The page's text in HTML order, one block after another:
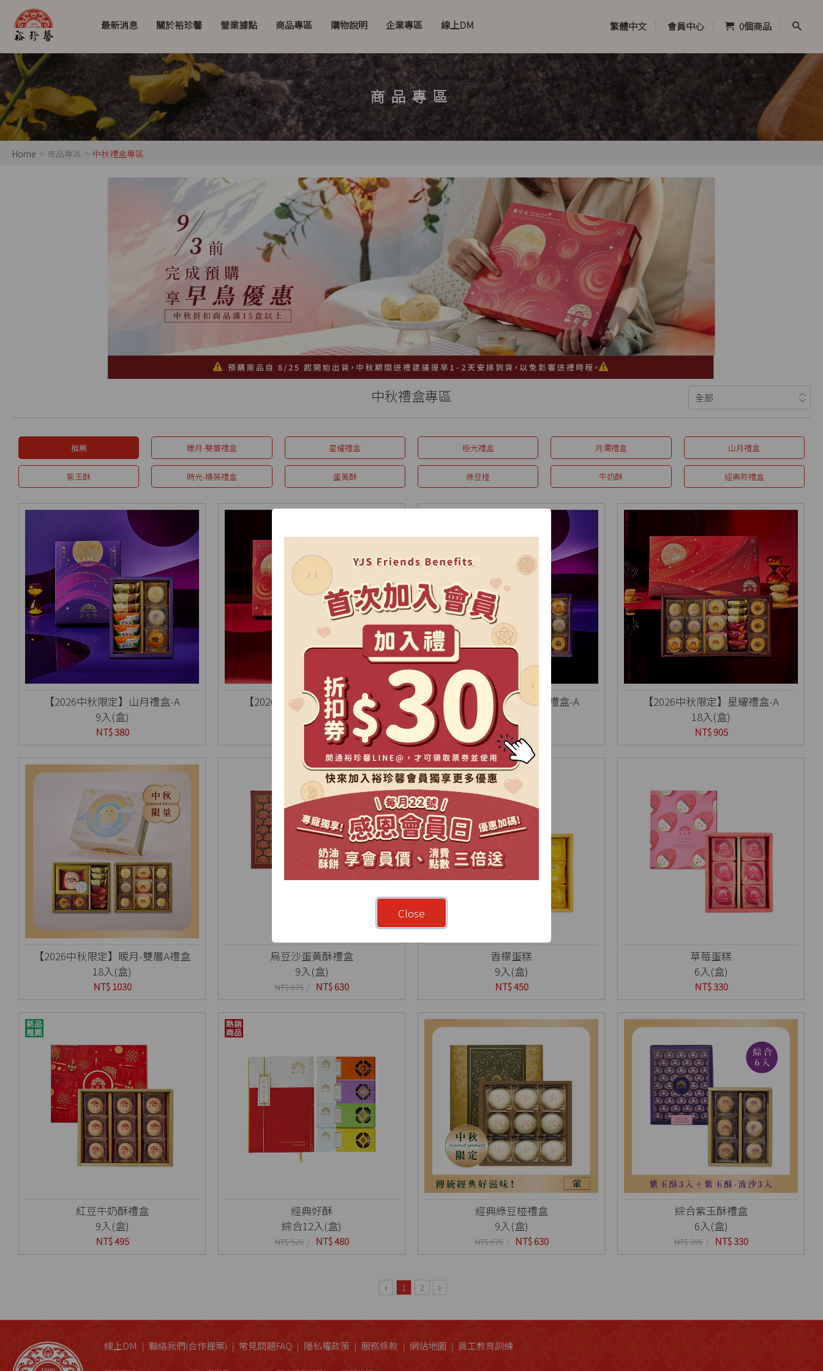
最新消息 關於裕珍馨 營業據點 商品專區 購物說明 企業專區 線上DM 繁體中文 會員中心 0個商品
商品專區
Home 商品專區 中秋禮盒專區
中秋禮盒專區
推薦 暖月-雙層禮盒 星耀禮盒 極光禮盒 月瀾禮盒 山月禮盒
紫玉酥 時光-精裝禮盒 蛋黃酥 綠豆椪 牛奶酥 經典款禮盒
【2026中秋限定】山月禮盒-A
9入(盒)
NT$ 380
【2026中秋限定】月瀾禮盒-A
12入(盒)
NT$ 515
【2026中秋限定】極光禮盒-A
15入(盒)
NT$ 735
【2026中秋限定】星耀禮盒-A
18入(盒)
NT$ 905
【2026中秋限定】暖月-雙層A禮盒
18入(盒)
NT$ 1030
烏豆沙蛋黃酥禮盒
9入(盒)
NT$ 675 NT$ 630
香檬蛋糕
9入(盒)
NT$ 450
草莓蛋糕
6入(盒)
NT$ 330
紅豆牛奶酥禮盒
9入(盒)
NT$ 495
經典好酥
綜合12入(盒)
NT$ 520 NT$ 480
經典綠豆椪禮盒
9入(盒)
NT$ 675 NT$ 630
綜合紫玉酥禮盒
6入(盒)
NT$ 395 NT$ 330
1 2
線上DM 聯絡我們(合作提案) 常見問題FAQ 隱私權政策 服務條款 網站地圖 員工教育訓練
Close